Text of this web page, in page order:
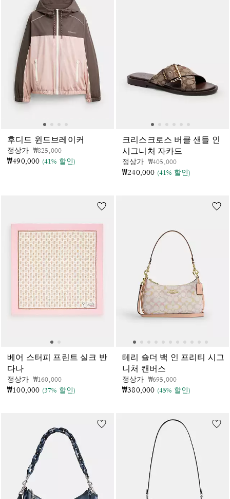
후디드 윈드브레이커
정상가 가격 인하 전
₩825,000인하됨
₩490,000 (41% 할인)
크리스크로스 버클 샌들 인
시그니처 자카드
정상가 가격 인하 전
₩405,000인하됨
₩240,000 (41% 할인)
베어 스터피 프린트 실크 반
다나
정상가 가격 인하 전
₩160,000인하됨
₩100,000 (37% 할인)
테리 숄더 백 인 프리티 시그
니처 캔버스
정상가 가격 인하 전
₩695,000인하됨
₩380,000 (45% 할인)